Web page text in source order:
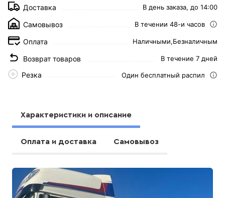
Доставка В день заказа, до 14:00
Самовывоз В течении 48-и часов
Оплата Наличными,Безналичным
Возврат товаров В течение 7 дней
Резка Один бесплатный распил
Характеристики и описание
Оплата и доставка Самовывоз